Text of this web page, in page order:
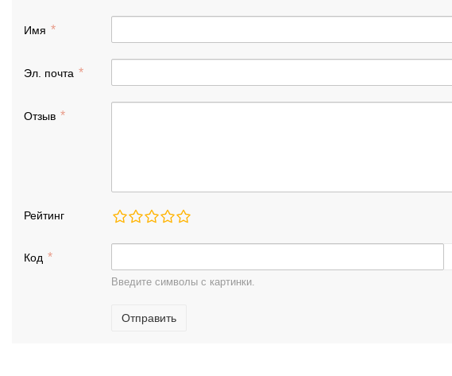
Имя
Эл. почта
Отзыв
Рейтинг
Код
Введите символы с картинки.
Отправить